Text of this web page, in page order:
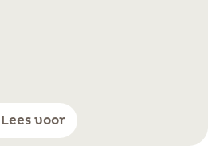
Lees voor